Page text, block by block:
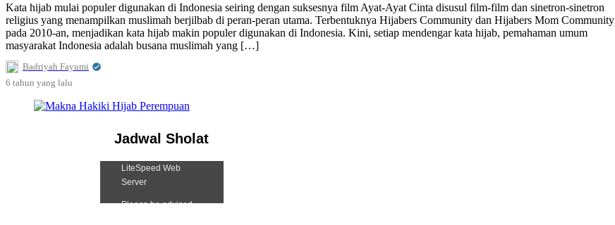
Kata hijab mulai populer digunakan di Indonesia seiring dengan suksesnya film Ayat-Ayat Cinta disusul film-film dan sinetron-sinetron
religius yang menampilkan muslimah berjilbab di peran-peran utama. Terbentuknya Hijabers Community dan Hijabers Mom Community
pada 2010-an, menjadikan kata hijab makin populer digunakan di Indonesia. Kini, setiap mendengar kata hijab, pemahaman umum
masyarakat Indonesia adalah busana muslimah yang […]
Badriyah Fayumi
6 tahun yang lalu
Jadwal Sholat